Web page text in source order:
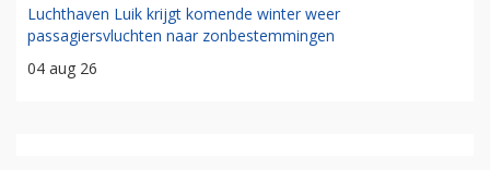
Luchthaven Luik krijgt komende winter weer
passagiersvluchten naar zonbestemmingen
04 aug 26